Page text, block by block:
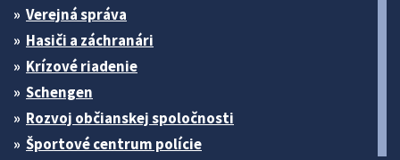
Verejná správa
Hasiči a záchranári
Krízové riadenie
Schengen
Rozvoj občianskej spoločnosti
Športové centrum polície